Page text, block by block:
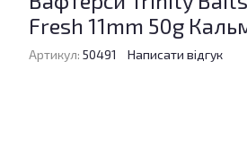
Fresh 11mm 50g
Артикул: 50491 Написати відгук